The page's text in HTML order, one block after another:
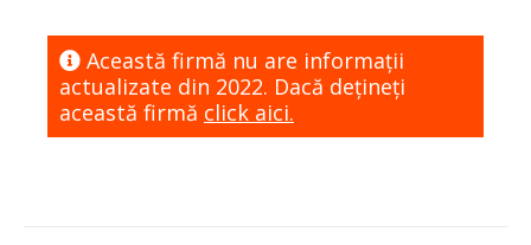
Această firmă nu are informaţii
actualizate din 2022. Dacă dețineți
această firmă click aici.